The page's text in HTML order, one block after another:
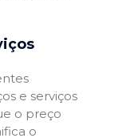
e serviços
o preço
o